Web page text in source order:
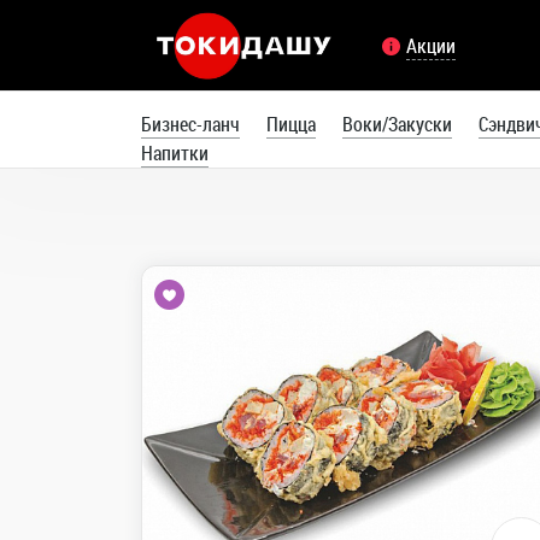
Акции
Бизнес-ланч Пицца Воки/Закуски
Напитки